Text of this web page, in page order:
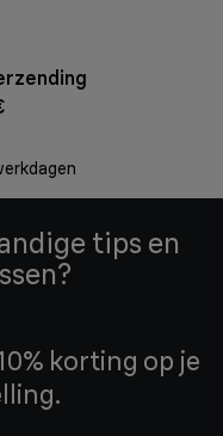
tips en
korting op je